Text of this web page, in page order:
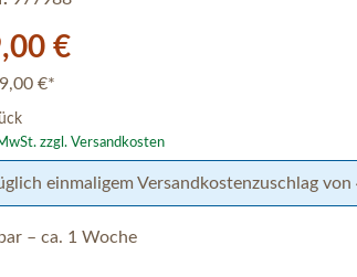
€
€*
zzgl. Versandkosten
einmaligem Versandkostenzuschlag von
– ca. 1 Woche